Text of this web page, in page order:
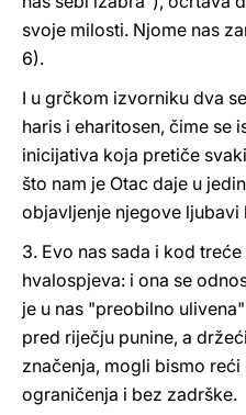
svoje milosti. Njome nas
6).
I u grčkom izvorniku dva
haris i eharitosen, čime se
inicijativa koja pretiče
što nam je Otac daje u
objavljenje njegove ljubavi
3. Evo nas sada i kod
hvalospjeva: i ona se
je u nas "preobilno
pred riječju punine, a
značenja, mogli bismo
ograničenja i bez zadrške.